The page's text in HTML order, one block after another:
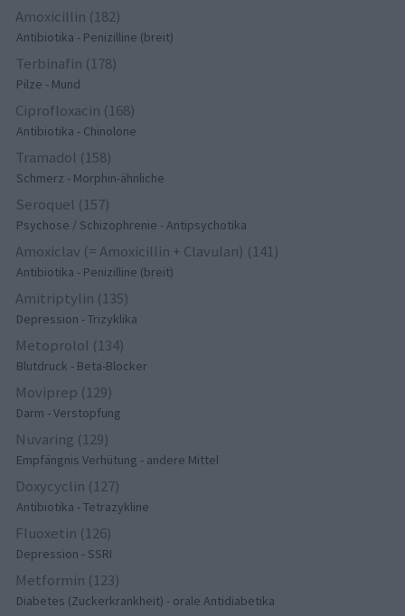
Amoxicillin (182)
Antibiotika - Penizilline (breit)
Terbinafin (178)
Pilze - Mund
Ciprofloxacin (168)
Antibiotika - Chinolone
Tramadol (158)
Schmerz - Morphin-ähnliche
Seroquel (157)
Psychose / Schizophrenie - Antipsychotika
Amoxiclav (= Amoxicillin + Clavulan) (141)
Antibiotika - Penizilline (breit)
Amitriptylin (135)
Depression - Trizyklika
Metoprolol (134)
Blutdruck - Beta-Blocker
Moviprep (129)
Darm - Verstopfung
Nuvaring (129)
Empfängnis Verhütung - andere Mittel
Doxycyclin (127)
Antibiotika - Tetrazykline
Fluoxetin (126)
Depression - SSRI
Metformin (123)
Diabetes (Zuckerkrankheit) - orale Antidiabetika